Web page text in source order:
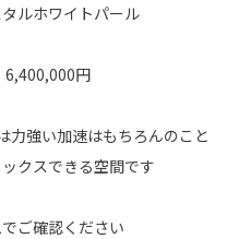
ルホワイトパール
6,400,000円
力強い加速はもちろんのこと
クスできる空間です
ご確認ください